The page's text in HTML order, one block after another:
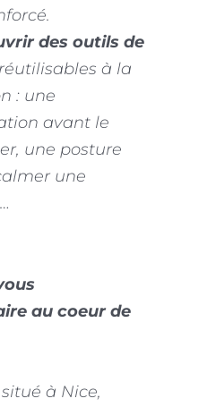
des outils de
à la
: une
avant le
une posture
une
au coeur de
à Nice,